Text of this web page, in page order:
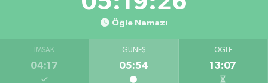
Öğle Namazı
İMSAK
04:17
GÜNEŞ
05:54
ÖĞLE
13:07